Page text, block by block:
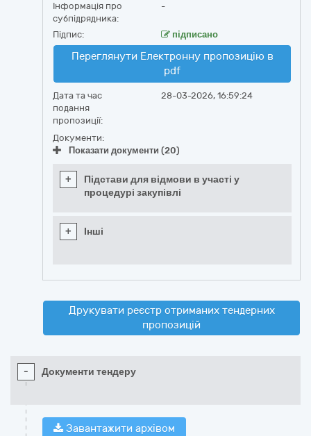
Інформація про
субпідрядника:
-
Підпис: підписано
Переглянути Електронну пропозицію в
pdf
Дата та час
подання
пропозиції:
28-03-2026, 16:59:24
Документи:
Показати документи (20)
+
Підстави для відмови в участі у
процедурі закупівлі
+ Інші
Друкувати реєстр отриманих тендерних
пропозицій
- Документи тендеру
Завантажити архівом